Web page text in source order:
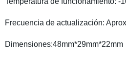
Frecuencia de actualización:
Dimensiones:48mm*29mm*22mm